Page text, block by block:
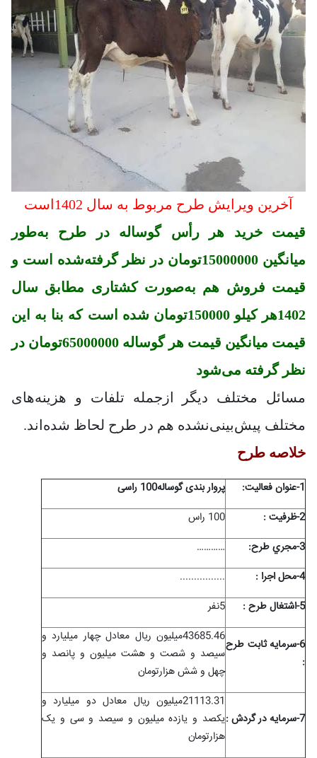
آخرین ویرایش طرح مربوط به سال 1402است
قیمت خرید هر رأس گوساله در طرح به‌طور
میانگین 15000000تومان در نظر گرفته‌شده است و
قیمت فروش هم به‌صورت کشتاری مطابق سال
1402هر کیلو 150000تومان شده است که بنا به این
قیمت میانگین قیمت هر گوساله 65000000تومان در
نظر گرفته می‌شود
مسائل مختلف دیگر ازجمله تلفات و هزینه‌های
مختلف پیش‌بینی‌نشده هم در طرح لحاظ شده‌اند.
خلاصه طرح
1-عنوان فعاليت:
پروار بندی گوساله100 راسی
2-ظرفيت :
100 راس
3-مجري طرح:
…………
4-محل اجرا :
..............
..
5-اشتغال طرح :
5نفر
6-سرمايه ثابت طرح
:
43685.46میلیون ریال معادل چهار میلیارد و
سیصد و شصت و هشت میلیون و پانصد و
چهل و شش هزارتومان
7-سرمايه در گردش :
21113.31میلیون ریال معادل دو میلیارد و
یکصد و یازده میلیون و سیصد و سی و یک
هزارتومان